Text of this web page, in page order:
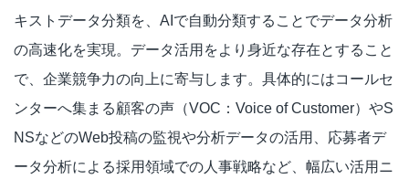
キストデータ分類を、AIで自動分類することでデータ分析
の高速化を実現。データ活用をより身近な存在とすること
で、企業競争力の向上に寄与します。具体的にはコールセ
ンターへ集まる顧客の声（VOC：Voice of Customer）やS
NSなどのWeb投稿の監視や分析データの活用、応募者デ
ータ分析による採用領域での人事戦略など、幅広い活用ニ